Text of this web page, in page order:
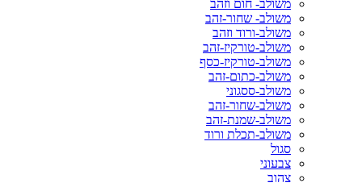
משולב- חום וזהב
משולב- שחור-זהב
משולב-ורוד וזהב
משולב-טורקיז-זהב
משולב-טורקיז-כסף
משולב-כתום-זהב
משולב-ססגוני
משולב-שחור-זהב
משולב-שמנת-זהב
משולב-תכלת ורוד
סגול
צבעוני
צהוב